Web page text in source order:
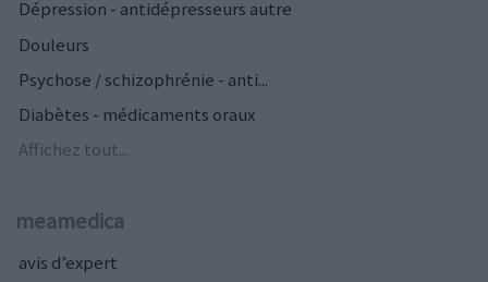
Dépression - antidépresseurs autre
Douleurs
Psychose / schizophrénie - anti...
Diabètes - médicaments oraux
Affichez tout...
meamedica
avis d’expert